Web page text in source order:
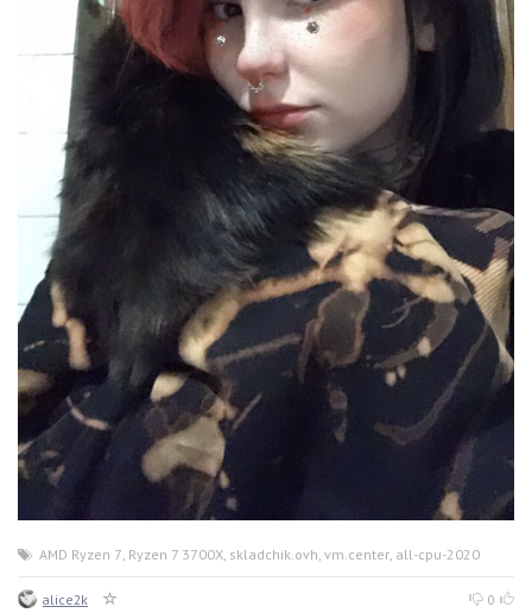
AMD Ryzen 7, Ryzen 7 3700X, skladchik.ovh, vm.center, all-cpu-2020
alice2k 0